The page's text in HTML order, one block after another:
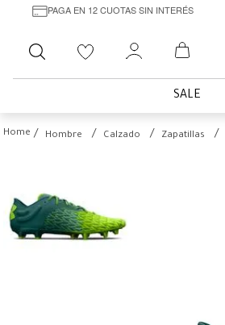
PAGA EN 12 CUOTAS SIN INTERÉS
Buscar
SALE
Hombre Calzado Zapatillas